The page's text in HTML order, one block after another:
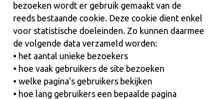
bezoeken wordt er gebruik gemaakt van de
reeds bestaande cookie. Deze cookie dient enkel
voor statistische doeleinden. Zo kunnen daarmee
de volgende data verzameld worden:
• het aantal unieke bezoekers
• hoe vaak gebruikers de site bezoeken
• welke pagina’s gebruikers bekijken
• hoe lang gebruikers een bepaalde pagina